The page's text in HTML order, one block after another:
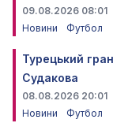
09.08.2026 08:01
Новини
Футбол
Турецький
Судакова
08.08.2026 20:01
Новини
Футбол